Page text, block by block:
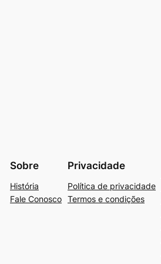
Sobre
História
Fale Conosco
Privacidade
Política de privacidade
Termos e condições